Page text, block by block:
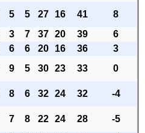
5 5 27 16 41
8
3 7 37 20 39
6
6 6 20 16 36
3
9 5 30 23 33 0
8 6 32 24 32 -4
7 8 22 24 28
-5